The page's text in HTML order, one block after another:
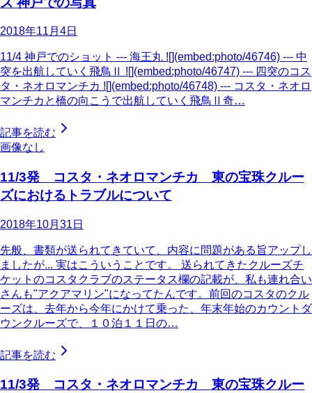
2018年11月4日
11/4 神戸でのショット --- 海王丸 ![](embed:photo/46746) --- 中
突を出航していく飛鳥Ⅱ ![](embed:photo/46747) --- 四突のコス
タ・ネオロマンチカ ![](embed:photo/46748) --- コスタ・ネオロ
マンチカと橋の向こうで出航していく飛鳥Ⅱ奇…
記事を読む
画像なし
11/3発 コスタ・ネオロマンチカ 東の宝珠クルー
ズにおけるトラブルについて
2018年10月31日
先般、書類が送られてきていて、内容に問題がある旨アップし
ましたが... 実はこういうことです。 送られてきたクルーズチ
ケットのコスタクラブのステータス欄の記載が、私も連れ合い
さんも"アクアマリン"になってたんです。前回のコスタのクル
ーズは、去年から今年にかけて乗った、年末年始のカウントダ
ウンクルーズで、１０泊１１日の…
記事を読む
11/3発 コスタ・ネオロマンチカ 東の宝珠クルー